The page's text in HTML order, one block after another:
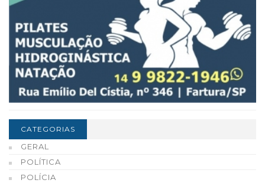
CATEGORIAS
GERAL
POLÍTICA
POLÍCIA